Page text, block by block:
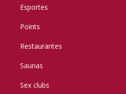
Esportes
Points
Restaurantes
Saunas
Sex clubs